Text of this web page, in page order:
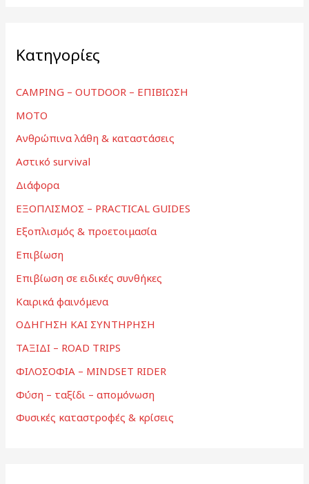
Kατηγορίες
CAMPING – OUTDOOR – ΕΠΙΒΙΩΣΗ
MOTO
Ανθρώπινα λάθη & καταστάσεις
Αστικό survival
Διάφορα
ΕΞΟΠΛΙΣΜΟΣ – PRACTICAL GUIDES
Εξοπλισμός & προετοιμασία
Επιβίωση
Επιβίωση σε ειδικές συνθήκες
Καιρικά φαινόμενα
ΟΔΗΓΗΣΗ ΚΑΙ ΣΥΝΤΗΡΗΣΗ
ΤΑΞΙΔΙ – ROAD TRIPS
ΦΙΛΟΣΟΦΙΑ – MINDSET RIDER
Φύση – ταξίδι – απομόνωση
Φυσικές καταστροφές & κρίσεις